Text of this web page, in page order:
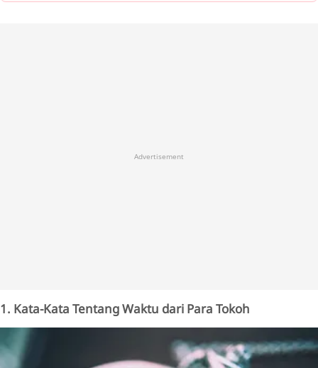
Advertisement
1. Kata-Kata Tentang Waktu dari Para Tokoh